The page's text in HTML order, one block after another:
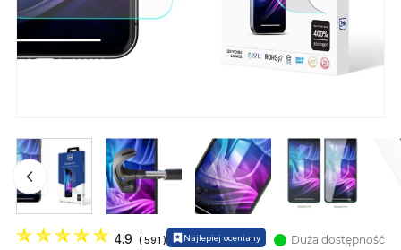
Przejdź
na
początek
4.9 (591 ) Najlepiej oceniany Duża dostępność